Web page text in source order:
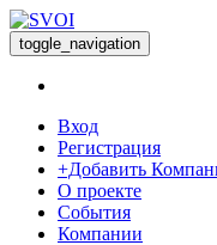
toggle_navigation
Вход
Регистрация
+Добавить
О проекте
События
Компании